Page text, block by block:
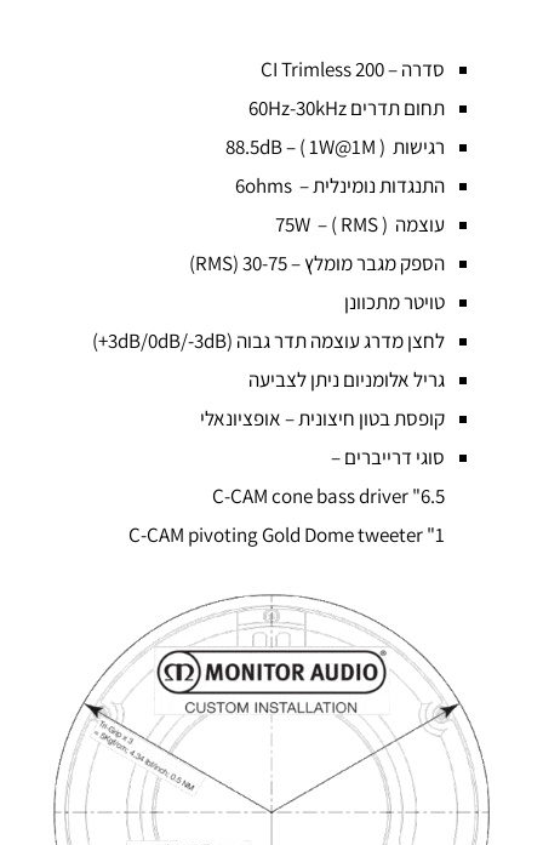
סדרה – CI Trimless 200
תחום תדרים 60Hz-30kHz
רגישות ( 88.5dB – ( 1W@1M
התנגדות נומינלית – 6ohms
עוצמה ( 75W – ( RMS
הספק מגבר מומלץ – 30-75 (RMS)
טויטר מתכוונן
לחצן מדרג עוצמה תדר גבוה (3dB/0dB/-3dB+)
גריל אלומניום ניתן לצביעה
קופסת בטון חיצונית – אופציונאלי
סוגי דרייברים –
6.5" C-CAM cone bass driver
1" C-CAM pivoting Gold Dome tweeter